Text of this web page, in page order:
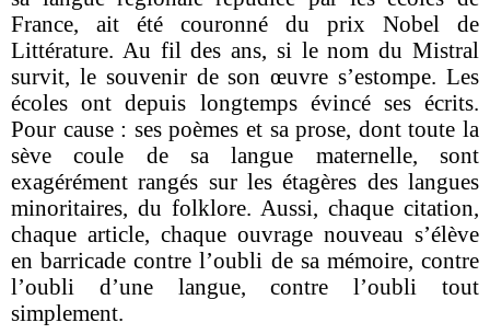
France, ait été couronné du prix Nobel de
Littérature. Au fil des ans, si le nom du Mistral
survit, le souvenir de son œuvre s’estompe. Les
écoles ont depuis longtemps évincé ses écrits.
Pour cause : ses poèmes et sa prose, dont toute la
sève coule de sa langue maternelle, sont
exagérément rangés sur les étagères des langues
minoritaires, du folklore. Aussi, chaque citation,
chaque article, chaque ouvrage nouveau s’élève
en barricade contre l’oubli de sa mémoire, contre
l’oubli d’une langue, contre l’oubli tout
simplement.